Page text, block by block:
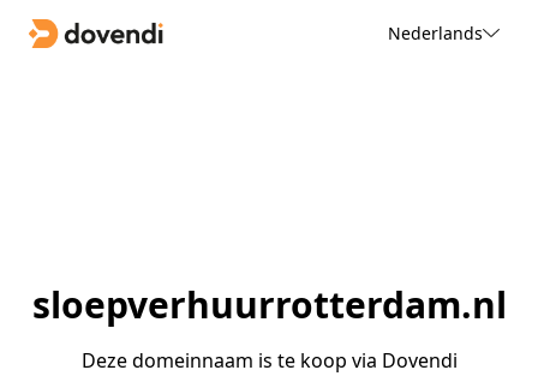
Nederlands
sloepverhuurrotterdam.nl
Deze domeinnaam is te koop via Dovendi